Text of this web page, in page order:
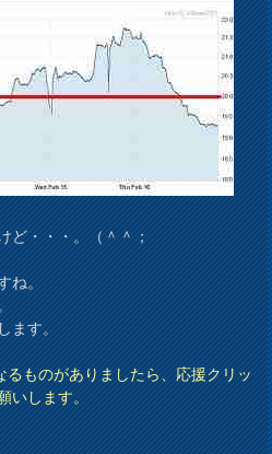
ど・・・。（＾＾；
ね。
ます。
のがありましたら、応援クリッ
いします。